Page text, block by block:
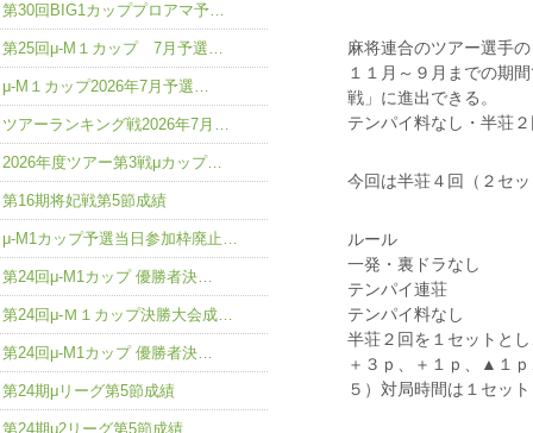
麻将連合のツアー選手
１１月～９月までの期
戦」に進出できる。
テンパイ料なし・半荘
今回は半荘４回（２セ
ルール
一発・裏ドラなし
テンパイ連荘
テンパイ料なし
半荘２回を１セットと
＋３ｐ、＋１ｐ、▲１
５）対局時間は１セッ
第30回BIG1カッププロアマ予…
第25回μ-M１カップ 7月予選…
μ-M１カップ2026年7月予選…
ツアーランキング戦2026年7月…
2026年度ツアー第3戦μカップ…
第16期将妃戦第5節成績
μ-M1カップ予選当日参加枠廃止…
第24回μ-M1カップ 優勝者決…
第24回μ-Ｍ１カップ決勝大会成…
第24回μ-M1カップ 優勝者決…
第24期μリーグ第5節成績
第24期μ2リーグ第5節成績